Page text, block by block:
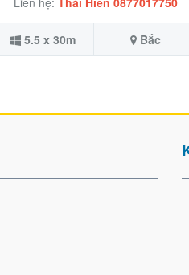
5.5 x 30m Bắc